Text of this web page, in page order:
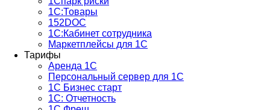
1С:Товары
152DOC
1С:Кабинет сотрудника
Маркетплейсы для 1С
Тарифы
Аренда 1С
Персональный сервер для 1С
1С Бизнес старт
1С: Отчетность